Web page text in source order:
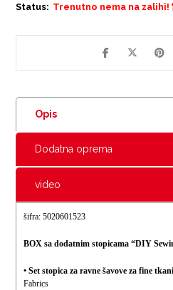
Status: Trenutno nema na zalihi!
Opis
Dodatna oprema
video
šifra: 5020601523
BOX sa dodatnim stopicama “DIY
• Set stopica za ravne šavove za fine
Fabrics